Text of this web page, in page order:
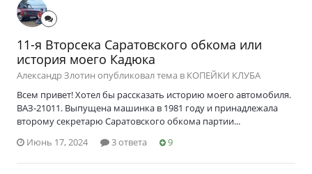
11-я Вторсека Саратовского обкома или
история моего Кадюка
Александр Злотин опубликовал тема в КОПЕЙКИ КЛУБА
Всем привет! Хотел бы рассказать историю моего автомобиля.
ВАЗ-21011. Выпущена машинка в 1981 году и принадлежала
второму секретарю Саратовского обкома партии...
Июнь 17, 2024
3 ответа 9